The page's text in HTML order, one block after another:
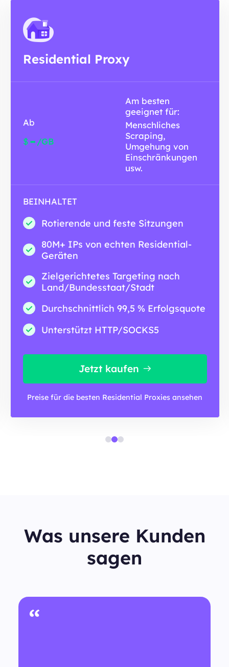
Residential Proxy
Ab
$- /GB
Am besten
geeignet für:
Menschliches
Scraping,
Umgehung von
Einschränkungen
usw.
BEINHALTET
Rotierende und feste Sitzungen
80M+ IPs von echten Residential-
Geräten
Zielgerichtetes Targeting nach
Land/Bundesstaat/Stadt
Durchschnittlich 99,5 % Erfolgsquote
Unterstützt HTTP/SOCKS5
Jetzt kaufen
Preise für die besten Residential Proxies ansehen
Was unsere Kunden
sagen
“